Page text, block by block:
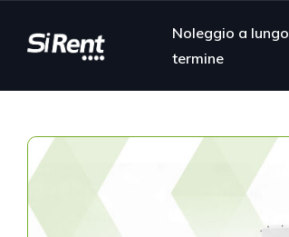
Noleggio a lungo
termine